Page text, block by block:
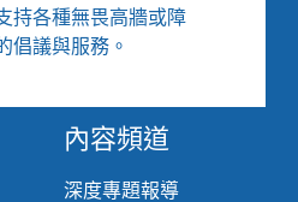
持各種無畏高牆或障
倡議與服務。
內容頻道
深度專題報導